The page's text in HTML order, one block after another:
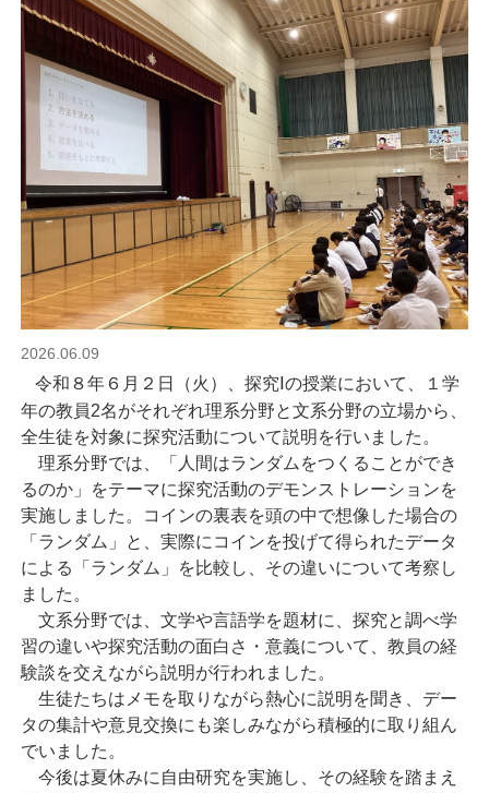
2026.06.09
令和８年６月２日（火）、探究Ⅰの授業において、１学
年の教員2名がそれぞれ理系分野と文系分野の立場から、
全生徒を対象に探究活動について説明を行いました。
理系分野では、「人間はランダムをつくることができ
るのか」をテーマに探究活動のデモンストレーションを
実施しました。コインの裏表を頭の中で想像した場合の
「ランダム」と、実際にコインを投げて得られたデータ
による「ランダム」を比較し、その違いについて考察し
ました。
文系分野では、文学や言語学を題材に、探究と調べ学
習の違いや探究活動の面白さ・意義について、教員の経
験談を交えながら説明が行われました。
生徒たちはメモを取りながら熱心に説明を聞き、デー
タの集計や意見交換にも楽しみながら積極的に取り組ん
でいました。
今後は夏休みに自由研究を実施し、その経験を踏まえ